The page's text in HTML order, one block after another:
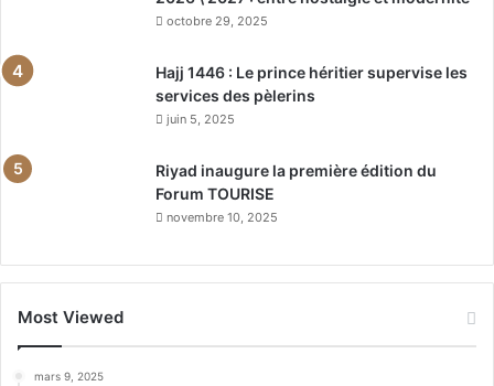
octobre 29, 2025
Hajj 1446 : Le prince héritier supervise les
services des pèlerins
juin 5, 2025
Riyad inaugure la première édition du
Forum TOURISE
novembre 10, 2025
Most Viewed
mars 9, 2025